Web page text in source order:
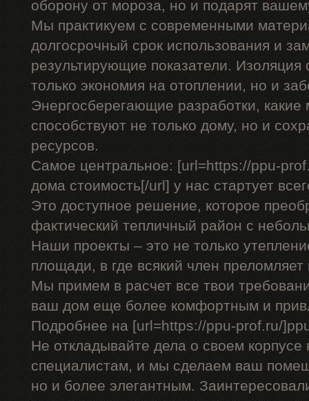
оборону от мороза, но и подарят
Мы практикуем с современными
долгосрочный срок использования и
результирующие показатели.
только экономия на отоплении, но и
Энергосберегающие разработки,
способствуют не только дому, но и
ресурсов.
Самое центральное: [url=https://ppu-
дома стоимость[/url] у нас стартует
Это доступное решение, которое
фактический тепличный район с
Наши проекты – это не только
площади, в где всякий член
Мы примем в расчет все твои
ваш дом еще более комфортным и
Подробнее на [url=https://ppu-prof.ru/
Не откладывайте дела о своем
специалистам, и мы сделаем ваш
но и более элегантным.